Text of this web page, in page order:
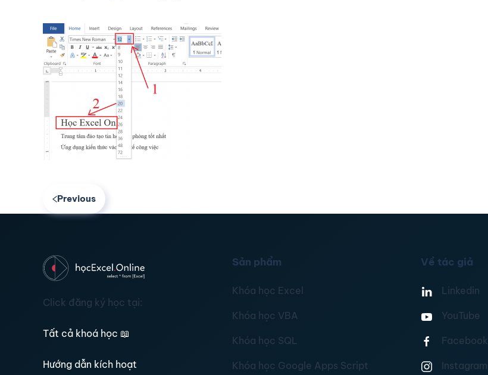
Previous
Click đăng ký học tại:
Tất cả khoá học 📖
Hướng dẫn kích hoạt
Sản phẩm
Khóa học Excel
Khóa học VBA
Khóa học SQL
Khóa học Google Apps Script
Về tác giả
Linkedin
YouTube
Facebook
Instagram